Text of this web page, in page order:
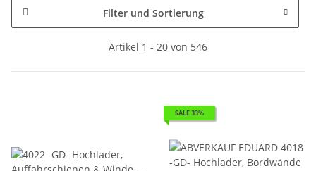
Filter und Sortierung
Artikel 1 - 20 von 546
SALE 33%